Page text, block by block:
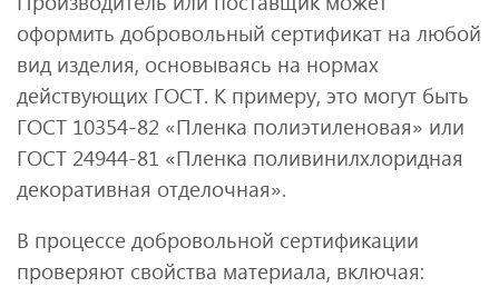
оформить добровольный сертификат на любой
вид изделия, основываясь на нормах
действующих ГОСТ. К примеру, это могут быть
ГОСТ 10354-82 «Пленка полиэтиленовая» или
ГОСТ 24944-81 «Пленка поливинилхлоридная
декоративная отделочная».
В процессе добровольной сертификации
проверяют свойства материала, включая: